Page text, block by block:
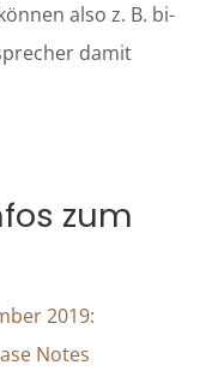
also z. B. bi-
damit
zum
2019:
Notes